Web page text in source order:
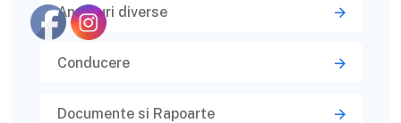
Anunturi diverse
Conducere
Documente si Rapoarte